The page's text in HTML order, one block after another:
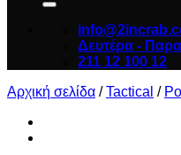
Δευτέρα -
211 12 100 12
Αρχική σελίδα / Tactical /